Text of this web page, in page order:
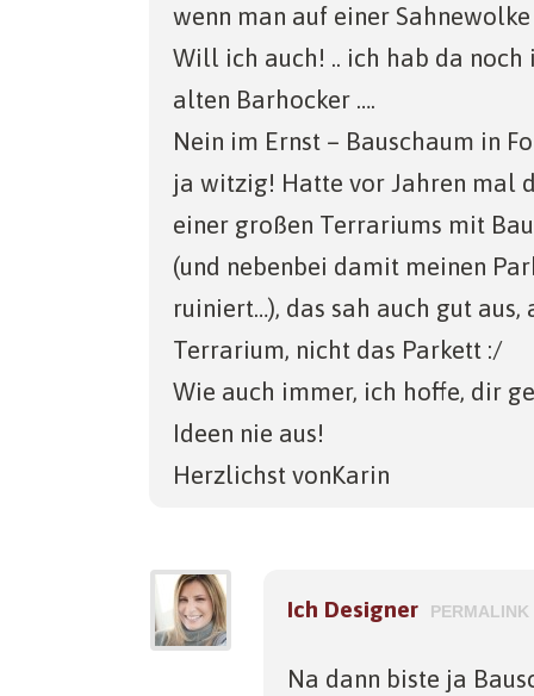
f
n
e
)
n
g
e
e
t
)
wenn man auf einer
Will ich auch! .. ich hab da noch
alten Barhocker ….
Nein im Ernst – Bauschaum in
ja witzig! Hatte vor Jahren mal
einer großen Terrariums mit
(und nebenbei damit meinen
ruiniert…), das sah auch gut aus,
Terrarium, nicht das Parkett :/
Wie auch immer, ich hoffe, dir
Ideen nie aus!
Herzlichst vonKarin
Ich Designer PERMALINK
Na dann biste ja